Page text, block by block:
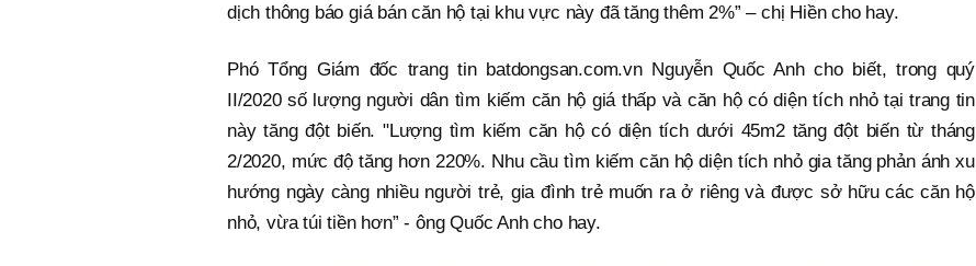
dịch thông báo giá bán căn hộ tại khu vực này đã tăng thêm 2%” – chị Hiền cho hay.
Phó Tổng Giám đốc trang tin batdongsan.com.vn Nguyễn Quốc Anh cho biết, trong quý
II/2020 số lượng người dân tìm kiếm căn hộ giá thấp và căn hộ có diện tích nhỏ tại trang tin
này tăng đột biến. "Lượng tìm kiếm căn hộ có diện tích dưới 45m2 tăng đột biến từ tháng
2/2020, mức độ tăng hơn 220%. Nhu cầu tìm kiếm căn hộ diện tích nhỏ gia tăng phản ánh xu
hướng ngày càng nhiều người trẻ, gia đình trẻ muốn ra ở riêng và được sở hữu các căn hộ
nhỏ, vừa túi tiền hơn” - ông Quốc Anh cho hay.